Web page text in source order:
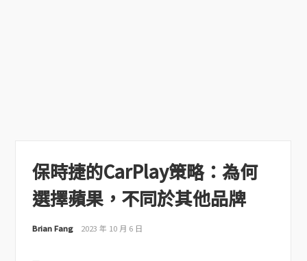
保時捷的CarPlay策略：為何
選擇蘋果，不同於其他品牌
Brian Fang 2023 年 10 月 6 日